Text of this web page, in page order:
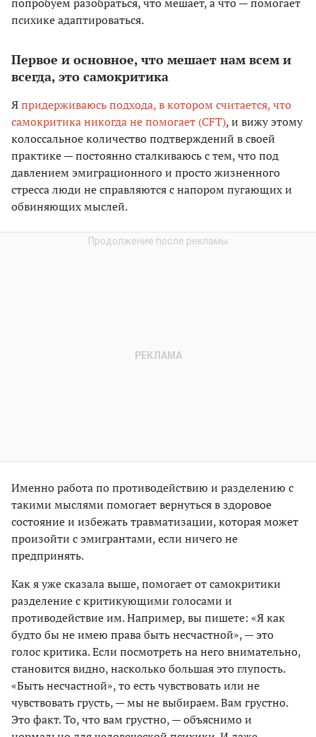
попробуем разобраться, что мешает, а что — помогает
психике адаптироваться.
Первое и основное, что мешает нам всем и
всегда, это самокритика
Япридерживаюсь подхода, в котором считается, что
самокритика никогда не помогает (CFT), и вижу этому
колоссальное количество подтверждений в своей
практике — постоянно сталкиваюсь с тем, что под
давлением эмиграционного и просто жизненного
стресса люди не справляются с напором пугающих и
обвиняющих мыслей.
Именно работа по противодействию и разделению с
такими мыслями помогает вернуться в здоровое
состояние и избежать травматизации, которая может
произойти с эмигрантами, если ничего не
предпринять.
Как я уже сказала выше, помогает от самокритики
разделение с критикующими голосами и
противодействие им. Например, вы пишете: «Я как
будто бы не имею права быть несчастной», — это
голос критика. Если посмотреть на него внимательно,
становится видно, насколько большая это глупость.
«Быть несчастной», то есть чувствовать или не
чувствовать грусть, — мы не выбираем. Вам грустно.
Это факт. То, что вам грустно, — объяснимо и